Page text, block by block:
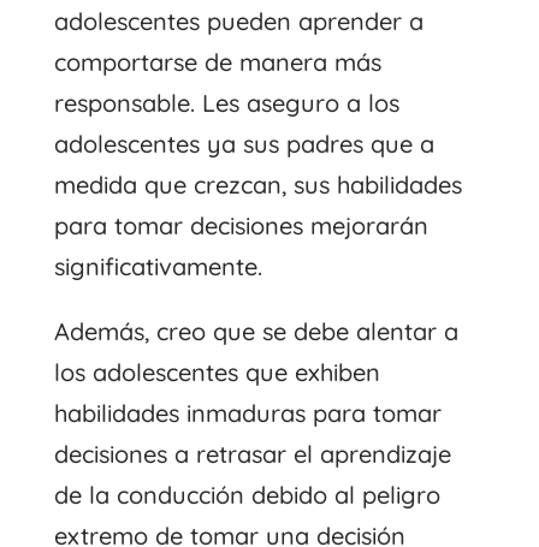
adolescentes pueden aprender a
comportarse de manera más
responsable. Les aseguro a los
adolescentes ya sus padres que a
medida que crezcan, sus habilidades
para tomar decisiones mejorarán
significativamente.
Además, creo que se debe alentar a
los adolescentes que exhiben
habilidades inmaduras para tomar
decisiones a retrasar el aprendizaje
de la conducción debido al peligro
extremo de tomar una decisión